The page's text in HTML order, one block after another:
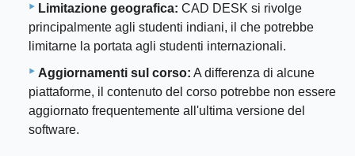
Limitazione geografica: CAD DESK si rivolge
principalmente agli studenti indiani, il che potrebbe
limitarne la portata agli studenti internazionali.
Aggiornamenti sul corso: A differenza di alcune
piattaforme, il contenuto del corso potrebbe non essere
aggiornato frequentemente all'ultima versione del
software.